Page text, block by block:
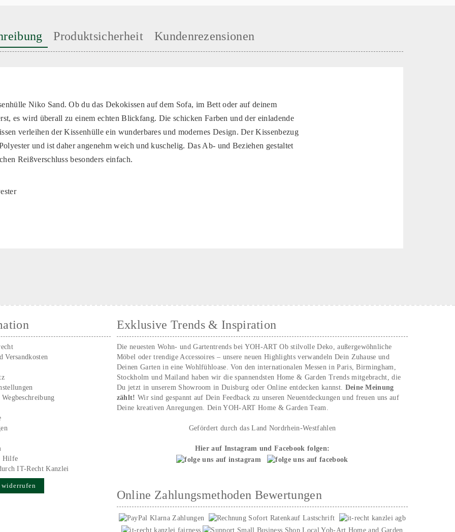
Produktsicherheit Kundenrezensionen
Niko Sand. Ob du das Dekokissen auf dem Sofa, im Bett oder auf deinem
es wird überall zu einem echten Blickfang. Die schicken Farben und der einladende
verleihen der Kissenhülle ein wunderbares und modernes Design. Der Kissenbezug
und ist daher angenehm weich und kuschelig. Das Ab- und Beziehen gestaltet
Reißverschluss besonders einfach.
Versandkosten
Hilfe
IT-Recht Kanzlei
widerrufen
Exklusive Trends & Inspiration
Die neuesten Wohn- und Gartentrends bei YOH‑ART Ob stilvolle Deko, außergewöhnliche
Möbel oder trendige Accessoires – unsere neuen Highlights verwandeln Dein Zuhause und
Deinen Garten in eine Wohlfühloase. Von den internationalen Messen in Paris, Birmingham,
Stockholm und Mailand haben wir die spannendsten Home & Garden Trends mitgebracht, die
Du jetzt in unserem Showroom in Duisburg oder Online entdecken kannst. Deine Meinung
zählt!Wir sind gespannt auf Dein Feedback zu unseren Neuentdeckungen und freuen uns auf
Deine kreativen Anregungen. Dein YOH‑ART Home & Garden Team.
Gefördert durch das Land Nordrhein-Westfahlen
Hier auf Instagram und Facebook folgen:
Online Zahlungsmethoden Bewertungen